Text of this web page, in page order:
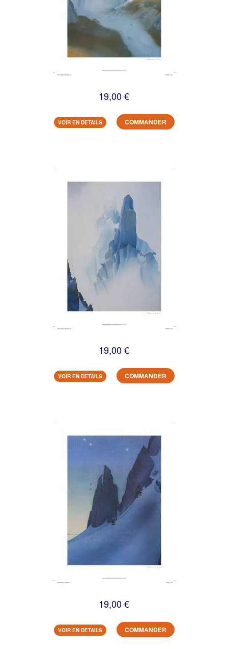
19,00 €
VOIR EN DETAILS COMMANDER
19,00 €
VOIR EN DETAILS COMMANDER
19,00 €
VOIR EN DETAILS COMMANDER